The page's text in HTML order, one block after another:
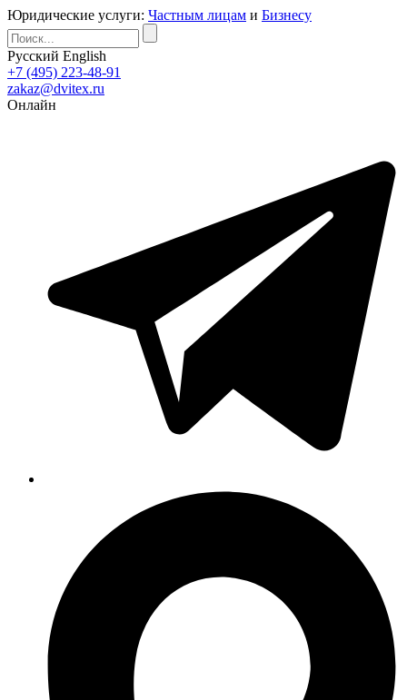
Юридические услуги: Частным лицам и Бизнесу
Русский English
+7 (495) 223-48-91
zakaz@dvitex.ru
Онлайн